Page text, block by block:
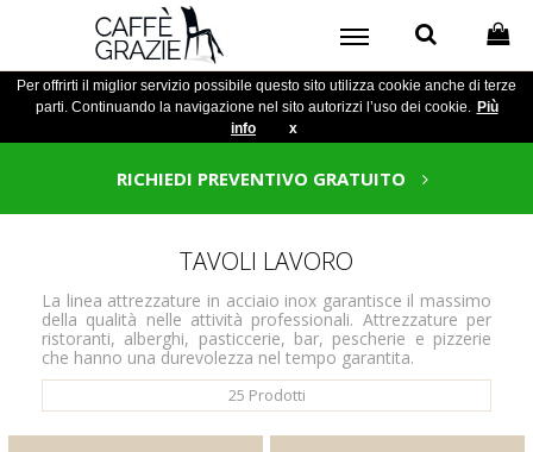
Per offrirti il miglior servizio possibile questo sito utilizza cookie anche di terze
parti. Continuando la navigazione nel sito autorizzi l’uso dei cookie. Più
info
x
RICHIEDI PREVENTIVO GRATUITO
TAVOLI LAVORO
La linea attrezzature in acciaio inox garantisce il massimo
della qualità nelle attività professionali. Attrezzature per
ristoranti, alberghi, pasticcerie, bar, pescherie e pizzerie
che hanno una durevolezza nel tempo garantita.
25 Prodotti